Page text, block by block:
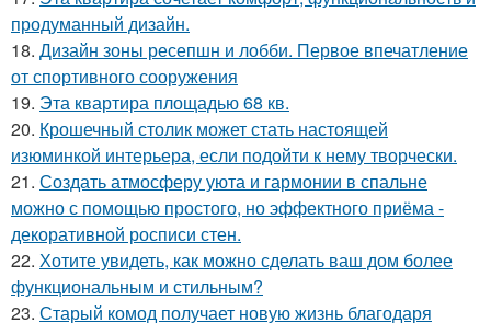
продуманный дизайн.
18. Дизайн зоны ресепшн и лобби. Первое впечатление
от спортивного сооружения
19. Эта квартира площадью 68 кв.
20. Крошечный столик может стать настоящей
изюминкой интерьера, если подойти к нему творчески.
21. Создать атмосферу уюта и гармонии в спальне
можно с помощью простого, но эффектного приёма -
декоративной росписи стен.
22. Хотите увидеть, как можно сделать ваш дом более
функциональным и стильным?
23. Старый комод получает новую жизнь благодаря